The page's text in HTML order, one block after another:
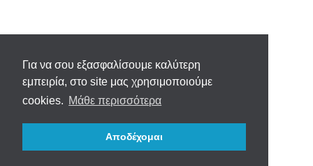
Για να σου εξασφαλίσουμε καλύτερη
εμπειρία, στο site μας χρησιμοποιούμε
cookies. Μάθε περισσότερα
Αποδέχομαι